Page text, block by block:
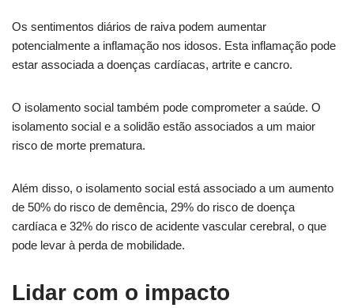
Os sentimentos diários de raiva podem aumentar
potencialmente a inflamação nos idosos. Esta inflamação pode
estar associada a doenças cardíacas, artrite e cancro.
O isolamento social também pode comprometer a saúde. O
isolamento social e a solidão estão associados a um maior
risco de morte prematura.
Além disso, o isolamento social está associado a um aumento
de 50% do risco de demência, 29% do risco de doença
cardíaca e 32% do risco de acidente vascular cerebral, o que
pode levar à perda de mobilidade.
Lidar com o impacto